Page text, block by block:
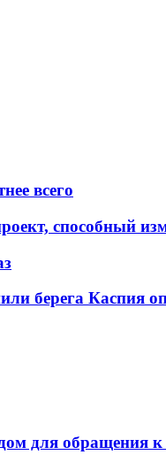
всего
способный
берега Каспия
для обращения к